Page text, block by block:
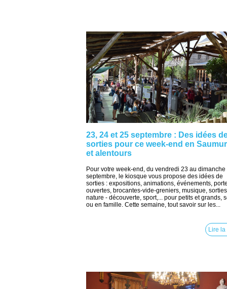
23, 24 et 25 septembre : Des idées
sorties pour ce week-end en
et alentours
Pour votre week-end, du vendredi 23 au dimanche
septembre, le kiosque vous propose des idées de
sorties : expositions, animations, événements,
ouvertes, brocantes-vide-greniers, musique, sorties
nature - découverte, sport,... pour petits et grands,
ou en famille. Cette semaine, tout savoir sur les...
Lire la